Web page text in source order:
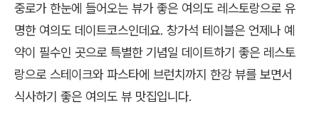
중로가 한눈에 들어오는 뷰가 좋은 여의도 레스토랑으로 유
명한 여의도 데이트코스인데요. 창가석 테이블은 언제나 예
약이 필수인 곳으로 특별한 기념일 데이트하기 좋은 레스토
랑으로 스테이크와 파스타에 브런치까지 한강 뷰를 보면서
식사하기 좋은 여의도 뷰 맛집입니다.